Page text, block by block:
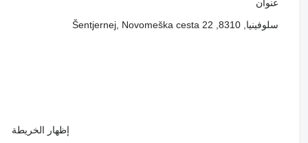
عنوان
سلوفينيا, 8310, Šentjernej, Novomeška cesta 22
إظهار الخريطة